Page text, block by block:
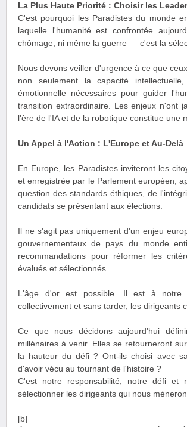
La Plus Haute Priorité : Choisir les
C'est pourquoi les Paradistes du monde
laquelle l'humanité est confrontée
chômage, ni même la guerre — c'est la
Nous devons veiller d'urgence à ce que
non seulement la capacité
émotionnelle nécessaires pour guider
transition extraordinaire. Les enjeux n'ont
l'ère de l'IA et de la robotique constitue une
Un Appel à l'Action : L'Europe et Au-Delà
En Europe, les Paradistes inviteront les
et enregistrée par le Parlement européen,
question des standards éthiques, de
candidats se présentant aux élections.
Il ne s'agit pas uniquement d'un enjeu
gouvernementaux de pays du monde
recommandations pour réformer les
évalués et sélectionnés.
L'âge d'or est possible. Il est à notre
collectivement et sans tarder, les dirigeants
Ce que nous décidons aujourd'hui
millénaires à venir. Elles se retourneront
la hauteur du défi ? Ont-ils choisi avec
d'avoir vécu au tournant de l'histoire ?
C'est notre responsabilité, notre défi et
sélectionner les dirigeants qui nous
[b]